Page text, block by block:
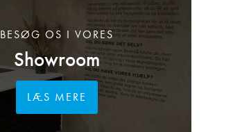
Showroom
BESØG OS I VORES
LÆS MERE